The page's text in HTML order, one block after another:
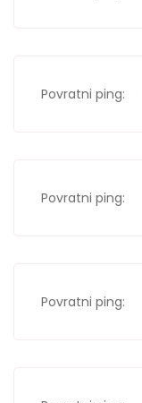
Povratni ping:
Povratni ping:
Povratni ping: